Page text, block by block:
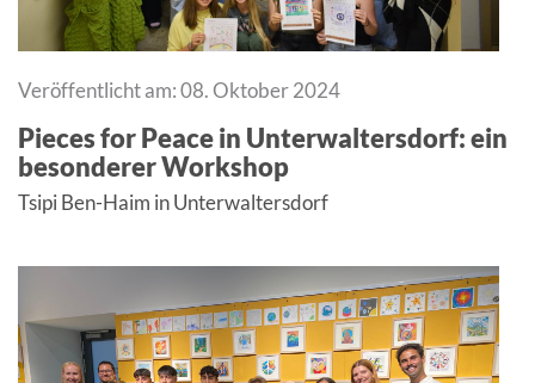
Veröffentlicht am: 08. Oktober 2024
Pieces for Peace in Unterwaltersdorf: ein
besonderer Workshop
Tsipi Ben-Haim in Unterwaltersdorf